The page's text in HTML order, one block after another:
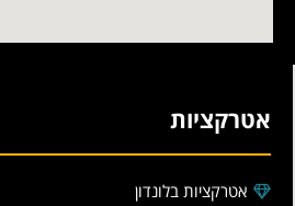
אטרקציות
אטרקציות בלונדון